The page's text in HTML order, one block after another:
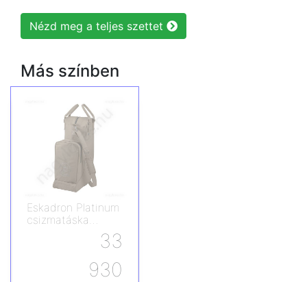
Nézd meg a teljes szettet
Más színben
Eskadron Platinum
csizmatáska
33
930